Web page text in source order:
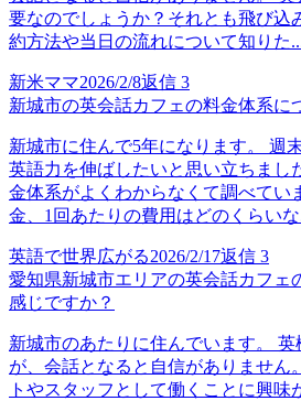
要なのでしょうか？それとも飛び込
約方法や当日の流れについて知りた
新米ママ2026/2/8返信 3
新城市の英会話カフェの料金体系に
新城市に住んで5年になります。 週
英語力を伸ばしたいと思い立ちまし
金体系がよくわからなくて調べてい
金、1回あたりの費用はどのくらいな
英語で世界広がる2026/2/17返信 3
愛知県新城市エリアの英会話カフェ
感じですか？
新城市のあたりに住んでいます。
が、会話となると自信がありません
トやスタッフとして働くことに興味